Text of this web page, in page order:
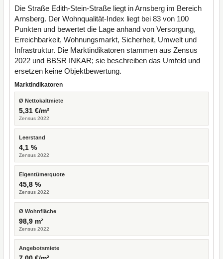
Die Straße Edith-Stein-Straße liegt in Arnsberg im Bereich
Arnsberg. Der Wohnqualität-Index liegt bei 83 von 100
Punkten und bewertet die Lage anhand von Versorgung,
Erreichbarkeit, Wohnungsmarkt, Sicherheit, Umwelt und
Infrastruktur. Die Marktindikatoren stammen aus Zensus
2022 und BBSR INKAR; sie beschreiben das Umfeld und
ersetzen keine Objektbewertung.
Marktindikatoren
Ø Nettokaltmiete
5,31 €/m²
Zensus 2022
Leerstand
4,1 %
Zensus 2022
Eigentümerquote
45,8 %
Zensus 2022
Ø Wohnfläche
98,9 m²
Zensus 2022
Angebotsmiete